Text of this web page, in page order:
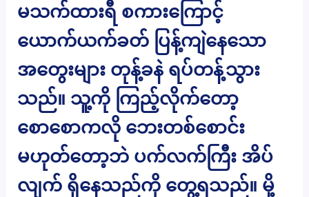
မသက်ထားရီ စကားကြောင့်
ယောက်ယက်ခတ် ပြန့်ကျဲနေသော
အတွေးများ တုန့်ခနဲ ရပ်တန့်သွား
သည်။ သူ့ကို ကြည့်လိုက်တော့
စောစောကလို ဘေးတစ်စောင်း
မဟုတ်တော့ဘဲ ပက်လက်ကြီး အိပ်
လျက် ရှိနေသည်ကို တွေ့ရသည်။ မို့